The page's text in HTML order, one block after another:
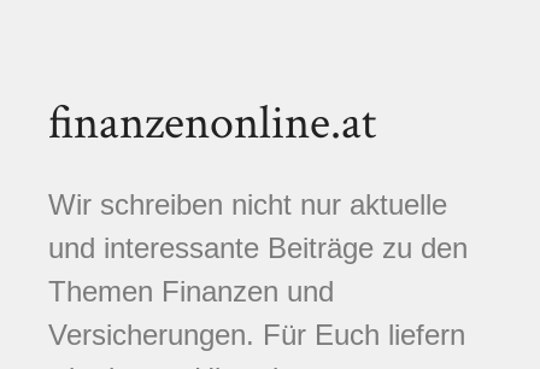
finanzenonline.at
Wir schreiben nicht nur aktuelle
und interessante Beiträge zu den
Themen Finanzen und
Versicherungen. Für Euch liefern